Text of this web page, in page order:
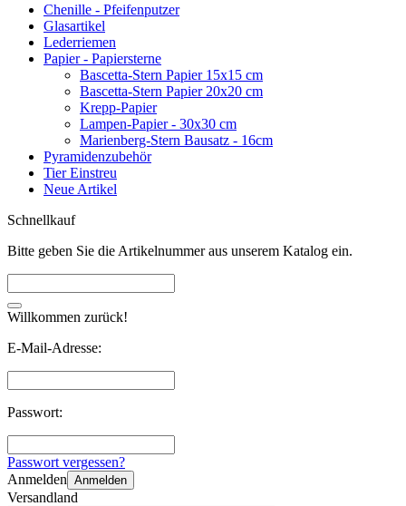
Chenille - Pfeifenputzer
Glasartikel
Lederriemen
Papier - Papiersterne
Bascetta-Stern Papier 15x15 cm
Bascetta-Stern Papier 20x20 cm
Krepp-Papier
Lampen-Papier - 30x30 cm
Marienberg-Stern Bausatz - 16cm
Pyramidenzubehör
Tier Einstreu
Neue Artikel
Schnellkauf
Bitte geben Sie die Artikelnummer aus unserem Katalog ein.
Willkommen zurück!
E-Mail-Adresse:
Passwort:
Passwort vergessen?
Anmelden Anmelden
Versandland